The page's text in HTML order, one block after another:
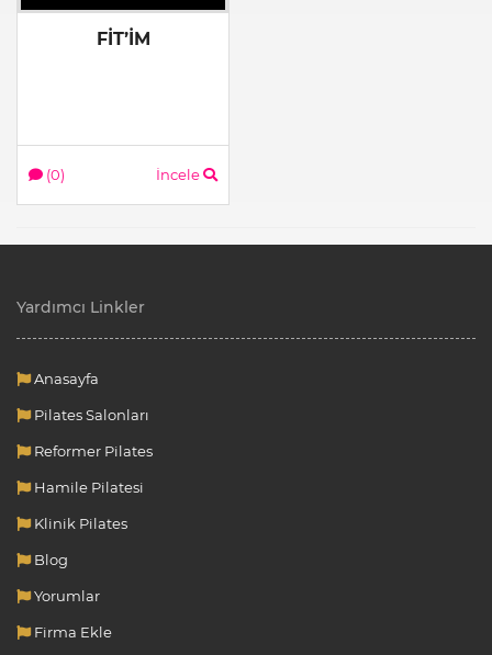
FİT’İM
(0) İncele
Yardımcı Linkler
Anasayfa
Pilates Salonları
Reformer Pilates
Hamile Pilatesi
Klinik Pilates
Blog
Yorumlar
Firma Ekle